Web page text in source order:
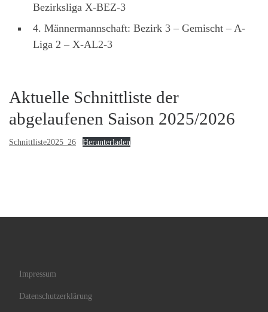
Bezirksliga X-BEZ-3
4. Männermannschaft: Bezirk 3 – Gemischt – A-
Liga 2 – X-AL2-3
Aktuelle Schnittliste der
abgelaufenen Saison 2025/2026
Schnittliste2025_26 Herunterladen
Impressum
Datenschutzerklärung